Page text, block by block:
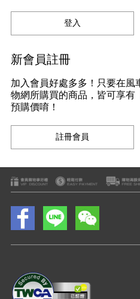
新會員註冊
加入會員好處多多！只要在風
物網所購買的商品，皆可享有
預購價唷！